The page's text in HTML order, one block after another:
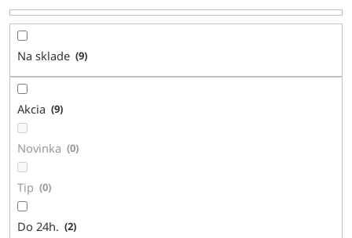
r
o
k
Na sklade 9
Akcia 9
Novinka 0
Tip 0
Do 24h. 2